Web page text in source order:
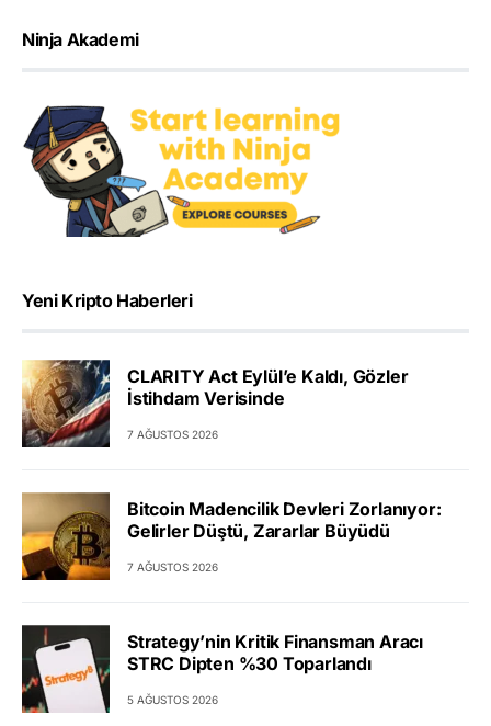
Ninja Akademi
Yeni Kripto Haberleri
CLARITY Act Eylül’e Kaldı, Gözler
İstihdam Verisinde
7 AĞUSTOS 2026
Bitcoin Madencilik Devleri Zorlanıyor:
Gelirler Düştü, Zararlar Büyüdü
7 AĞUSTOS 2026
Strategy’nin Kritik Finansman Aracı
STRC Dipten %30 Toparlandı
5 AĞUSTOS 2026